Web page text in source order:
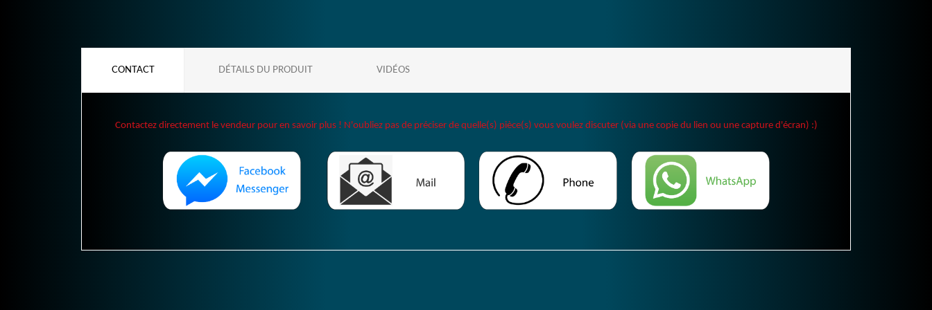
CONTACT DÉTAILS DU PRODUIT VIDÉOS
Contactez directement le vendeur pour en savoir plus ! N'oubliez pas de préciser de quelle(s) pièce(s) vous voulez discuter (via une copie du lien ou une capture d'écran) :)